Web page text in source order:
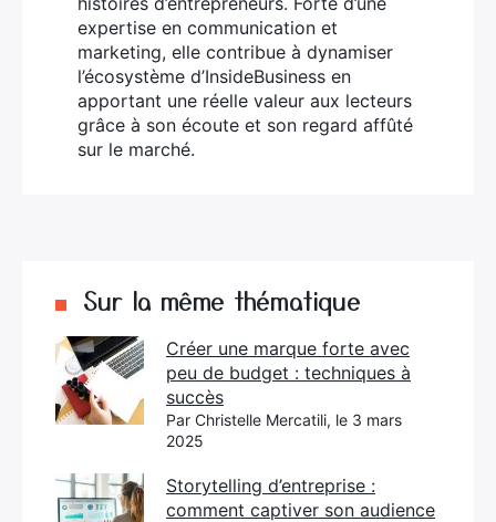
expertise en communication et
marketing, elle contribue à dynamiser
l’écosystème d’InsideBusiness en
apportant une réelle valeur aux lecteurs
grâce à son écoute et son regard affûté
sur le marché.
Sur la même thématique
Créer une marque forte avec
peu de budget : techniques à
succès
Par Christelle Mercatili, le 3 mars
2025
Storytelling d’entreprise :
comment captiver son audience